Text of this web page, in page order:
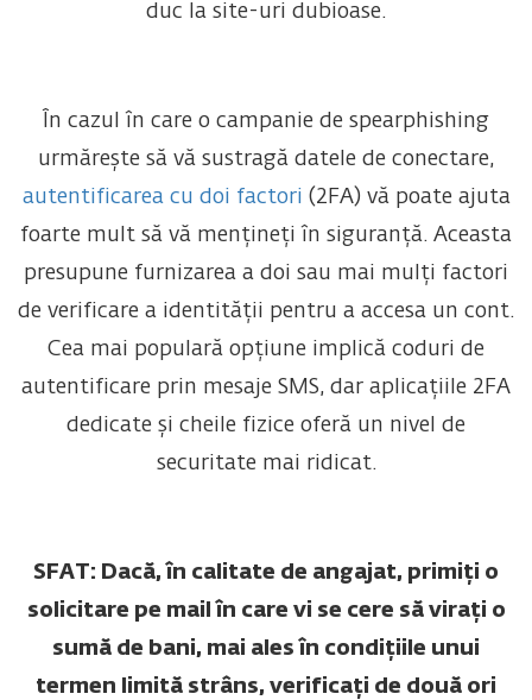
duc la site-uri dubioase.
În cazul în care o campanie de spearphishing
urmărește să vă sustragă datele de conectare,
autentificarea cu doi factori (2FA) vă poate ajuta
foarte mult să vă mențineți în siguranță. Aceasta
presupune furnizarea a doi sau mai mulți factori
de verificare a identității pentru a accesa un cont.
Cea mai populară opțiune implică coduri de
autentificare prin mesaje SMS, dar aplicațiile 2FA
dedicate și cheile fizice oferă un nivel de
securitate mai ridicat.
SFAT: Dacă, în calitate de angajat, primiți o
solicitare pe mail în care vi se cere să virați o
sumă de bani, mai ales în condițiile unui
termen limită strâns, verificați de două ori